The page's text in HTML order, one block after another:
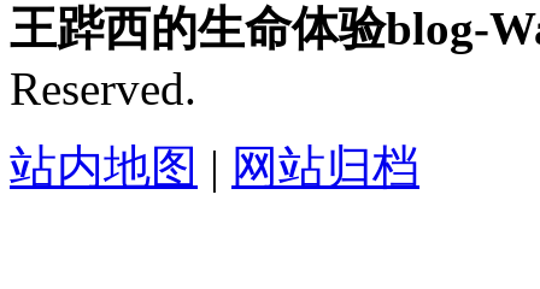
王跸西的生命体验blog-
Reserved.
站内地图 | 网站归档